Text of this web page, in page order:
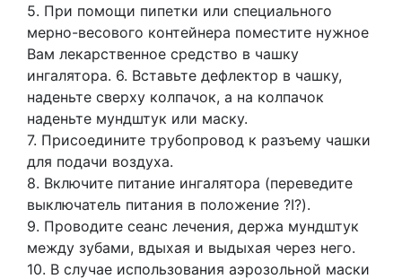
5. При помощи пипетки или специального
мерно-весового контейнера поместите нужное
Вам лекарственное средство в чашку
ингалятора. 6. Вставьте дефлектор в чашку,
наденьте сверху колпачок, а на колпачок
наденьте мундштук или маску.
7. Присоедините трубопровод к разъему чашки
для подачи воздуха.
8. Включите питание ингалятора (переведите
выключатель питания в положение ?I?).
9. Проводите сеанс лечения, держа мундштук
между зубами, вдыхая и выдыхая через него.
10. В случае использования аэрозольной маски